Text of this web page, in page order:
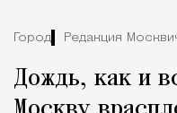
Город Редакция
Дождь, как и